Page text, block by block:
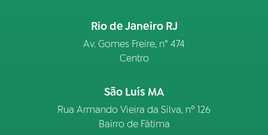
Rio de Janeiro RJ
Av. Gomes Freire, n° 474
Centro
São Luís MA
Rua Armando Vieira da Silva, nº 126
Bairro de Fátima